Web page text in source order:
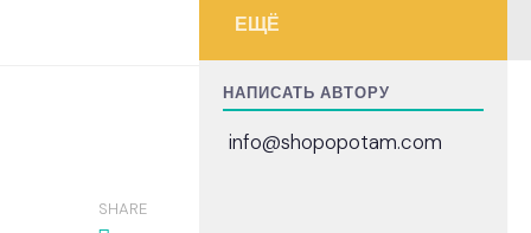
SHARE
ЕЩЁ
НАПИСАТЬ АВТОРУ
info@shopopotam.com